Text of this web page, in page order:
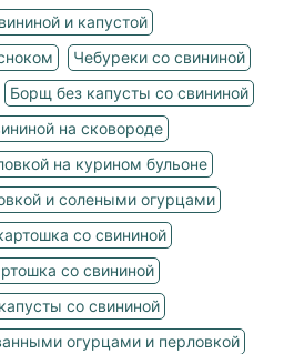
и капустой
Чебуреки со свининой
Борщ без капусты со свининой
на сковороде
на курином бульоне
и солеными огурцами
со свининой
со свининой
со свининой
огурцами и перловкой